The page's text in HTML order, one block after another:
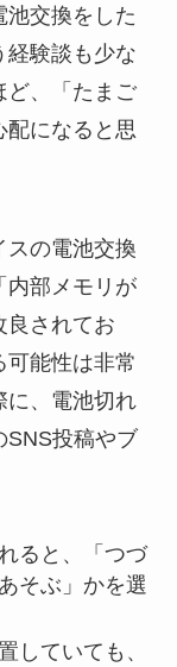
交換をした
経験談も少な
ど、「たまご
配になると思
スの電池交換
内部メモリが
良されてお
可能性は非常
に、電池切れ
SNS投稿やブ
ると、「つづ
そぶ」かを選
していても、